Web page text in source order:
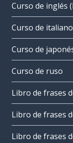
Curso de inglés
Curso de italiano
Curso de
Curso de ruso
Libro de frases
Libro de frases
Libro de frases